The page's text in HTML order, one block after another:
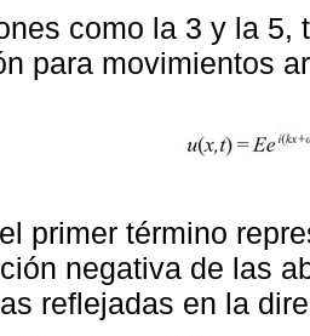
como la 3 y la 5,
para movimientos
primer término
negativa de las
reflejadas en la